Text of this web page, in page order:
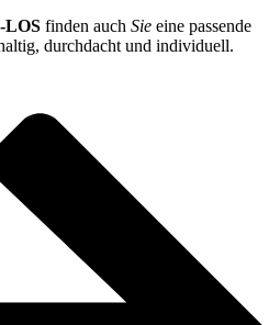
LOS finden auch Sie eine passende
durchdacht und individuell.